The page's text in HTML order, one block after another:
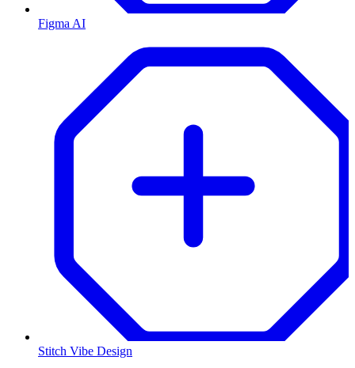
Figma AI
Stitch Vibe Design